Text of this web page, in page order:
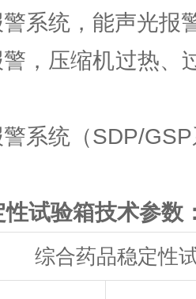
系统，能声光报
，压缩机过热、
系统（SDP/
性试验箱技术参数
综合药品稳定性